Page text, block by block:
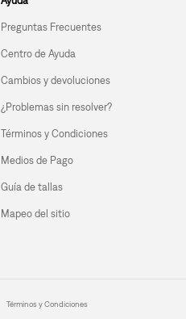
Preguntas Frecuentes
Centro de Ayuda
Cambios y devoluciones
¿Problemas sin resolver?
Términos y Condiciones
Medios de Pago
Guía de tallas
Mapeo del sitio
Términos y Condiciones